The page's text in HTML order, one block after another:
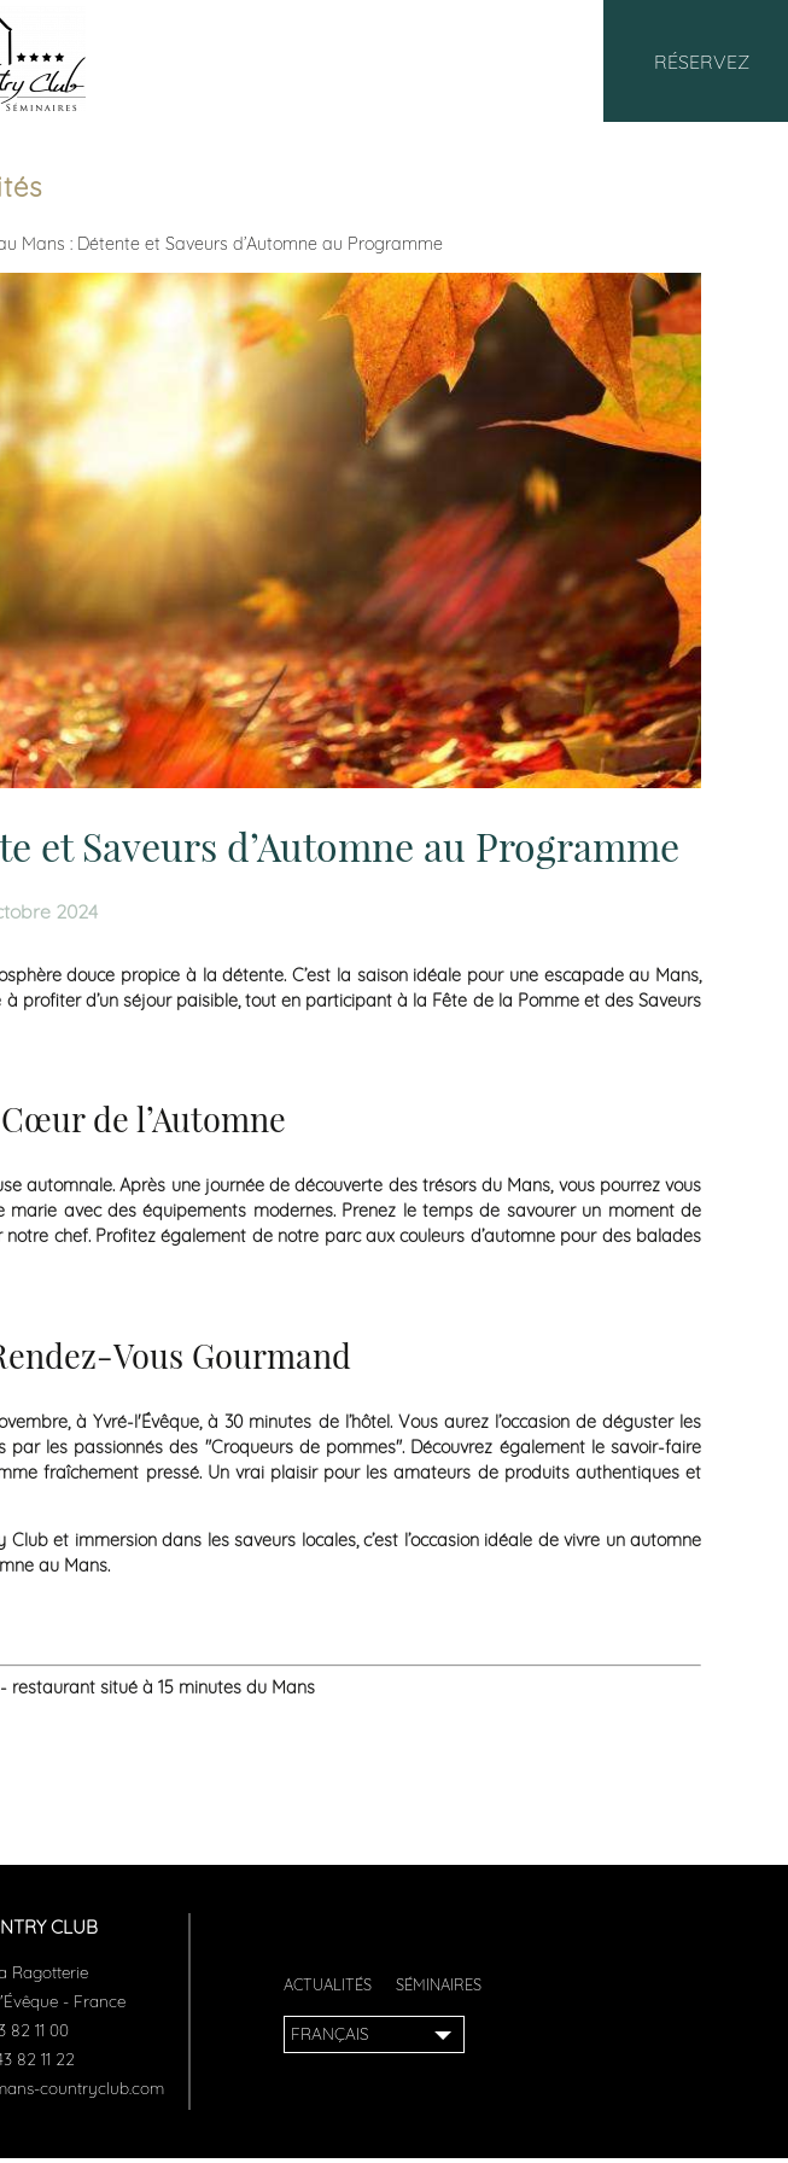
RÉSERVEZ
Mans : Détente et Saveurs d’Automne au Programme
et Saveurs d’Automne au Programme
2024
douce propice à la détente. C’est la saison idéale pour une escapade au Mans,
profiter d’un séjour paisible, tout en participant à la Fête de la Pomme et des Saveurs
de l’Automne
automnale. Après une journée de découverte des trésors du Mans, vous pourrez vous
avec des équipements modernes. Prenez le temps de savourer un moment de
chef. Profitez également de notre parc aux couleurs d’automne pour des balades
Vous Gourmand
à Yvré-l'Évêque, à 30 minutes de l’hôtel. Vous aurez l’occasion de déguster les
les passionnés des "Croqueurs de pommes". Découvrez également le savoir-faire
fraîchement pressé. Un vrai plaisir pour les amateurs de produits authentiques et
et immersion dans les saveurs locales, c’est l’occasion idéale de vivre un automne
au Mans.
restaurant situé à 15 minutes du Mans
CLUB
Ragotterie
- France
82 11 00
82 11 22
countryclub.com
ACTUALITÉS SÉMINAIRES
FRANÇAIS